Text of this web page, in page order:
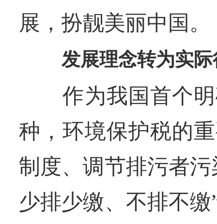
展，扮靓美丽中国。
发展理念转为实
作为我国首个明
种，环境保护税的
制度、调节排污者
少排少缴、不排不